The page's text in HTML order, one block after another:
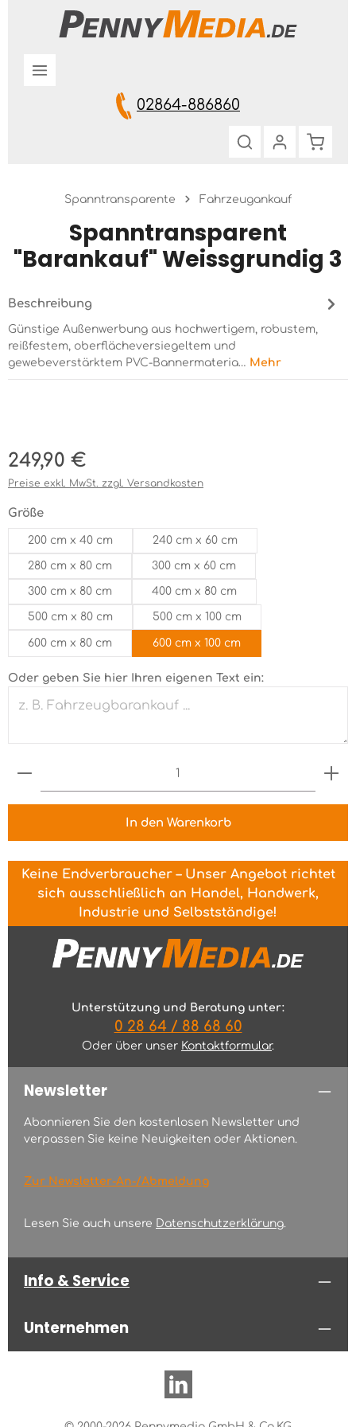
Zum Hauptinhalt springen
02864-886860
Spanntransparente Fahrzeugankauf
Spanntransparent
"Barankauf" Weissgrundig 3
Beschreibung
Günstige Außenwerbung aus hochwertigem, robustem,
reißfestem, oberflächeversiegeltem und
gewebeverstärktem PVC-Bannermateria… Mehr
Regulärer Preis:
249,90 €
Preise exkl. MwSt. zzgl. Versandkosten
Größeauswählen
200 cm x 40 cm 240 cm x 60 cm
280 cm x 80 cm 300 cm x 60 cm
300 cm x 80 cm 400 cm x 80 cm
500 cm x 80 cm 500 cm x 100 cm
600 cm x 80 cm 600 cm x 100 cm
Oder geben Sie hier Ihren eigenen Text ein:
Produkt Anzahl: Gib den gewünschten Wert
In den Warenkorb
Keine Endverbraucher – Unser Angebot richtet
sich ausschließlich an Handel, Handwerk,
Industrie und Selbstständige!
Unterstützung und Beratung unter:
0 28 64 / 88 68 60
Oder über unser Kontaktformular.
Newsletter
Abonnieren Sie den kostenlosen Newsletter und
verpassen Sie keine Neuigkeiten oder Aktionen.
Zur Newsletter-An-/Abmeldung
Lesen Sie auch unsere Datenschutzerklärung.
Info & Service
Unternehmen